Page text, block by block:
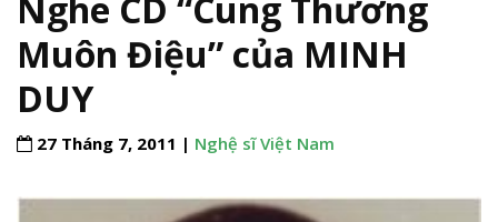
Nghe CD “Cung Thương
Muôn Điệu” của MINH
DUY
27 Tháng 7, 2011 | Nghệ sĩ Việt Nam